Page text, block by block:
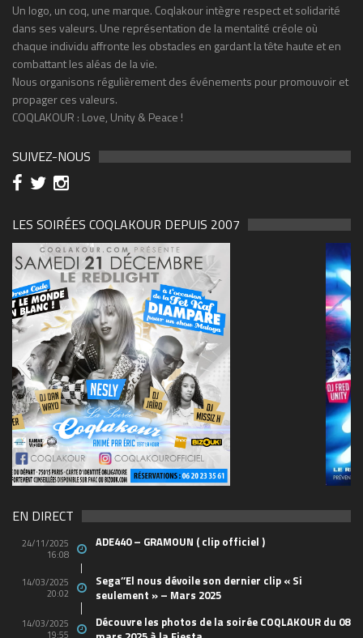
Un logo, un coq, une marque. Coqlakour intègre respect et solidarité
dans ses valeurs. Une représentation de la mentalité créole où
chaque individu affronte les obstacles en gardant la tête haute et en
combattant les aléas de la vie.
Nous organisons régulièrement des événements pour promouvoir et
propager ces valeurs.
COQLAKOUR : Love, Unity & Peace !
SUIVEZ-NOUS
LES SOIRÉES COQLAKOUR DEPUIS 2007
(1)
EN DIRECT
24/11/2025
16:08
ADE440 – GRAMOUN ( clip officiel )
14/03/2025
20:02
Sega’’El nous dévoile son dernier clip « Si
seulement » – Mars 2025
14/03/2025
19:55
Découvre les photos de la soirée COQLAKOUR du 08